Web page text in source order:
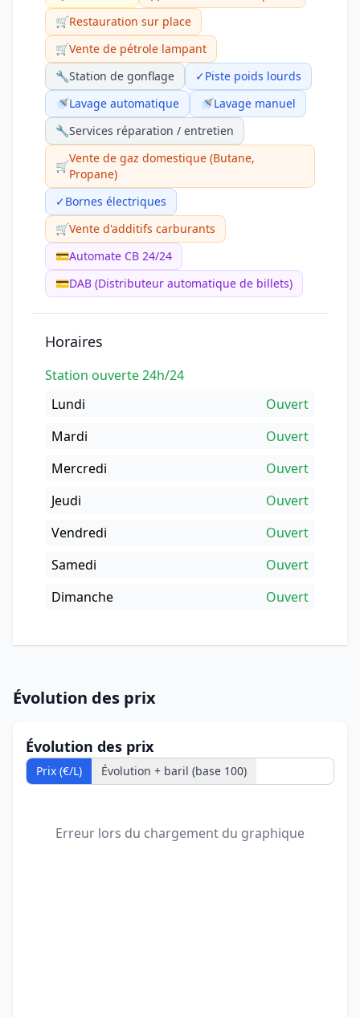
🛒Restauration sur place
🛒Vente de pétrole lampant
🔧Station de gonflage ✓Piste poids lourds
🚿Lavage automatique 🚿Lavage manuel
🔧Services réparation / entretien
🛒
Vente de gaz domestique (Butane,
Propane)
✓Bornes électriques
🛒Vente d'additifs carburants
💳Automate CB 24/24
💳DAB (Distributeur automatique de billets)
Horaires
Station ouverte 24h/24
Lundi
Ouvert
Mardi
Ouvert
Mercredi
Ouvert
Jeudi
Ouvert
Vendredi
Ouvert
Samedi
Ouvert
Dimanche
Ouvert
Évolution des prix
Évolution des prix
Prix (€/L) Évolution + baril (base 100)
Erreur lors du chargement du graphique